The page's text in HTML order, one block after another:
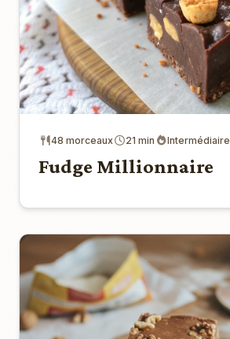
48 morceaux 21 min Intermédiaire
Fudge Millionnaire